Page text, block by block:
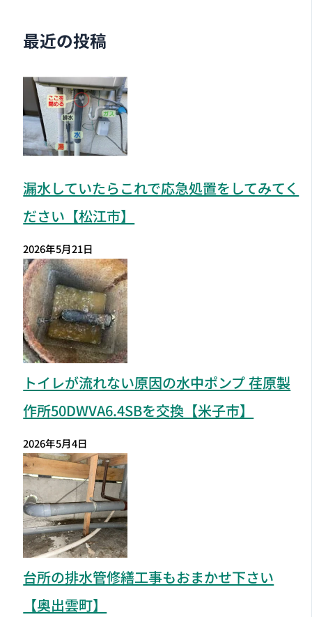
最近の投稿
漏水していたらこれで応急処置をしてみてく
ださい【松江市】
2026年5月21日
トイレが流れない原因の水中ポンプ 荏原製
作所50DWVA6.4SBを交換【米子市】
2026年5月4日
台所の排水管修繕工事もおまかせ下さい
【奥出雲町】